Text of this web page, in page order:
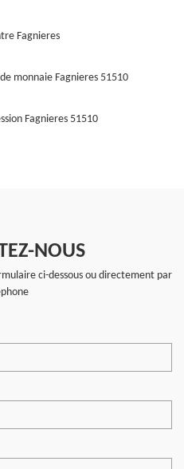
Fagnieres
monnaie Fagnieres 51510
Fagnieres 51510
NOUS
ci-dessous ou directement par